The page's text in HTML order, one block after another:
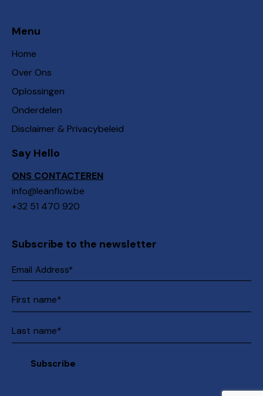
Menu
Home
Over Ons
Oplossingen
Onderdelen
Disclaimer & Privacybeleid
Say Hello
ONS CONTACTEREN
info@leanflow.be
+32 51 470 920
Subscribe to the newsletter